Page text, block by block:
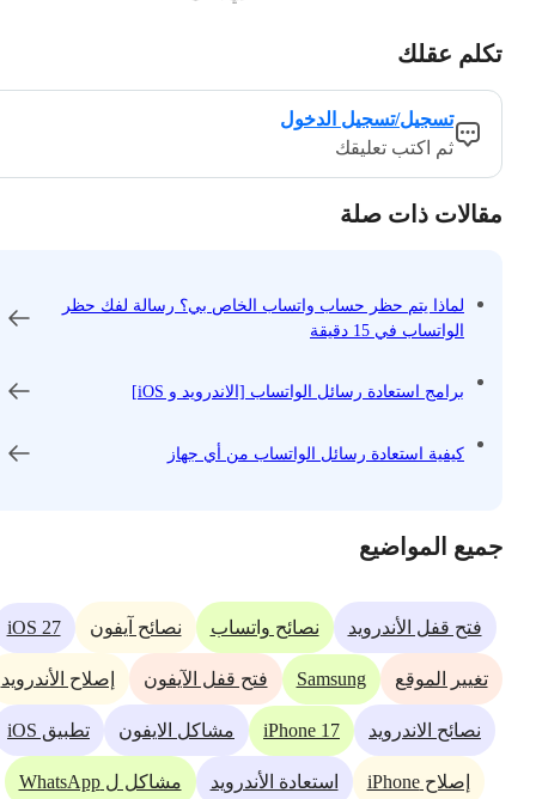
تكلم عقلك
تسجيل/تسجيل الدخول
ثم اكتب تعليقك
مقالات ذات صلة
لماذا يتم حظر حساب واتساب الخاص بي؟ رسالة لفك حظر
الواتساب في 15 دقيقة
برامج استعادة رسائل الواتساب [الاندرويد و iOS]
كيفية استعادة رسائل الواتساب من أي جهاز
جميع المواضيع
فتح قفل الأندرويد نصائح واتساب نصائح آيفون iOS 27
تغيير الموقع Samsung فتح قفل الآيفون إصلاح الأندرويد
نصائح الاندرويد iPhone 17 مشاكل الايفون تطبيق iOS
إصلاح iPhone استعادة الأندرويد مشاكل ل WhatsApp